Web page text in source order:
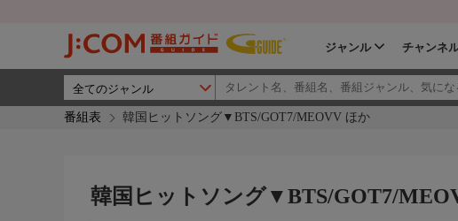
ジャンル チャンネ
番組表 韓国ヒットソング▼BTS/GOT7/MEOVV ほか
韓国ヒットソング▼BTS/GOT7/